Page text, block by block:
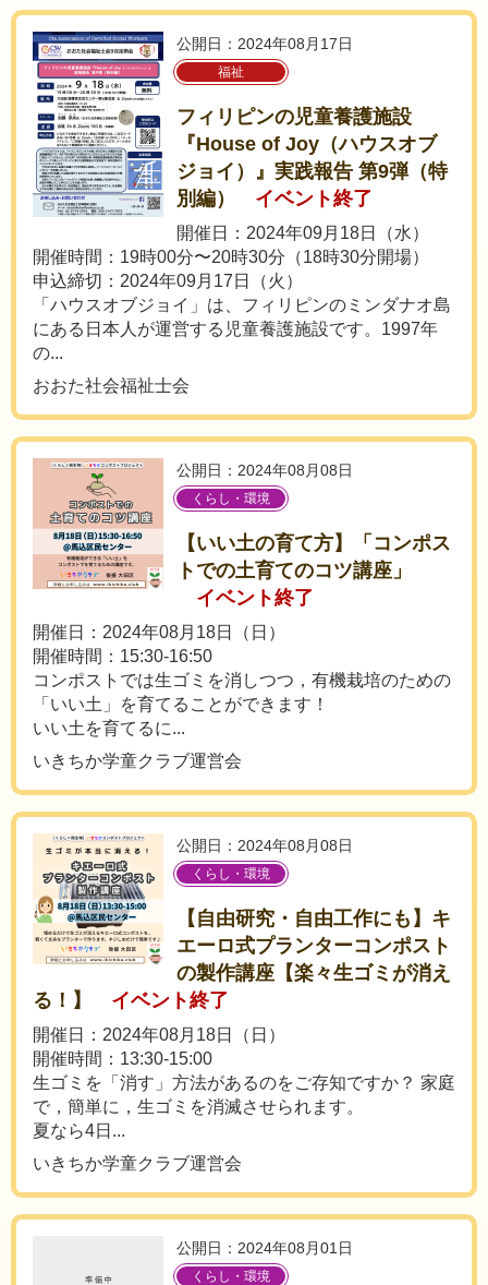
公開日：2024年08月17日
福祉
フィリピンの児童養護施設
『House of Joy（ハウスオブ
ジョイ）』実践報告 第9弾（特
別編）
イベント終了
開催日：2024年09月18日（水）
開催時間：19時00分〜20時30分（18時30分開場）
申込締切：2024年09月17日（火）
「ハウスオブジョイ」は、フィリピンのミンダナオ島
にある日本人が運営する児童養護施設です。1997年
の...
おおた社会福祉士会
公開日：2024年08月08日
くらし・環境
【いい土の育て方】「コンポス
トでの土育てのコツ講座」
イベント終了
開催日：2024年08月18日（日）
開催時間：15:30-16:50
コンポストでは生ゴミを消しつつ，有機栽培のための
「いい土」を育てることができます！
いい土を育てるに...
いきちか学童クラブ運営会
公開日：2024年08月08日
くらし・環境
【自由研究・自由工作にも】キ
エーロ式プランターコンポスト
の製作講座【楽々生ゴミが消え
る！】
イベント終了
開催日：2024年08月18日（日）
開催時間：13:30-15:00
生ゴミを「消す」方法があるのをご存知ですか？ 家庭
で，簡単に，生ゴミを消滅させられます。
夏なら4日...
いきちか学童クラブ運営会
公開日：2024年08月01日
くらし・環境